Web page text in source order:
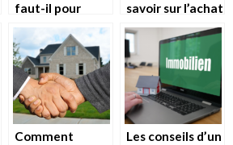
faut-il pour
louer un local ?
savoir sur l’achat
d’un riad au
Maroc
Comment
Les conseils d’un